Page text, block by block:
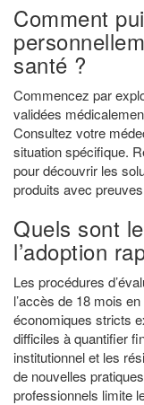
Comment
santé ?
Commencez par
validées
Consultez votre
situation spécifique.
pour découvrir les
produits avec
Quels sont
l’adoption
Les procédures
l’accès de 18 mois
économiques stricts
difficiles à quantifier
institutionnel et les
de nouvelles
professionnels limite